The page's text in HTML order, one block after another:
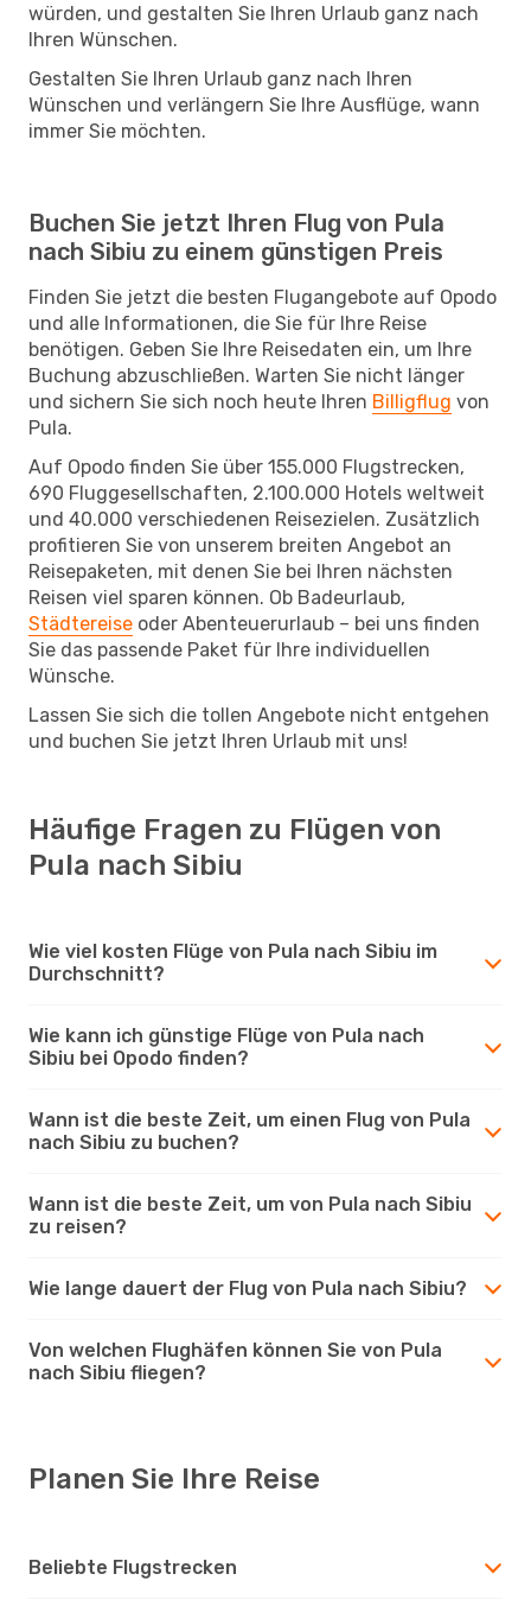
würden, und gestalten Sie Ihren Urlaub ganz nach
Ihren Wünschen.
Gestalten Sie Ihren Urlaub ganz nach Ihren
Wünschen und verlängern Sie Ihre Ausflüge, wann
immer Sie möchten.
Buchen Sie jetzt Ihren Flug von Pula
nach Sibiu zu einem günstigen Preis
Finden Sie jetzt die besten Flugangebote auf Opodo
und alle Informationen, die Sie für Ihre Reise
benötigen. Geben Sie Ihre Reisedaten ein, um Ihre
Buchung abzuschließen. Warten Sie nicht länger
und sichern Sie sich noch heute Ihren Billigflug von
Pula.
Auf Opodo finden Sie über 155.000 Flugstrecken,
690 Fluggesellschaften, 2.100.000 Hotels weltweit
und 40.000 verschiedenen Reisezielen. Zusätzlich
profitieren Sie von unserem breiten Angebot an
Reisepaketen, mit denen Sie bei Ihren nächsten
Reisen viel sparen können. Ob Badeurlaub,
Städtereise oder Abenteuerurlaub – bei uns finden
Sie das passende Paket für Ihre individuellen
Wünsche.
Lassen Sie sich die tollen Angebote nicht entgehen
und buchen Sie jetzt Ihren Urlaub mit uns!
Häufige Fragen zu Flügen von
Pula nach Sibiu
Wie viel kosten Flüge von Pula nach Sibiu im
Durchschnitt?
Wie kann ich günstige Flüge von Pula nach
Sibiu bei Opodo finden?
Wann ist die beste Zeit, um einen Flug von Pula
nach Sibiu zu buchen?
Wann ist die beste Zeit, um von Pula nach Sibiu
zu reisen?
Wie lange dauert der Flug von Pula nach Sibiu?
Von welchen Flughäfen können Sie von Pula
nach Sibiu fliegen?
Planen Sie Ihre Reise
Beliebte Flugstrecken